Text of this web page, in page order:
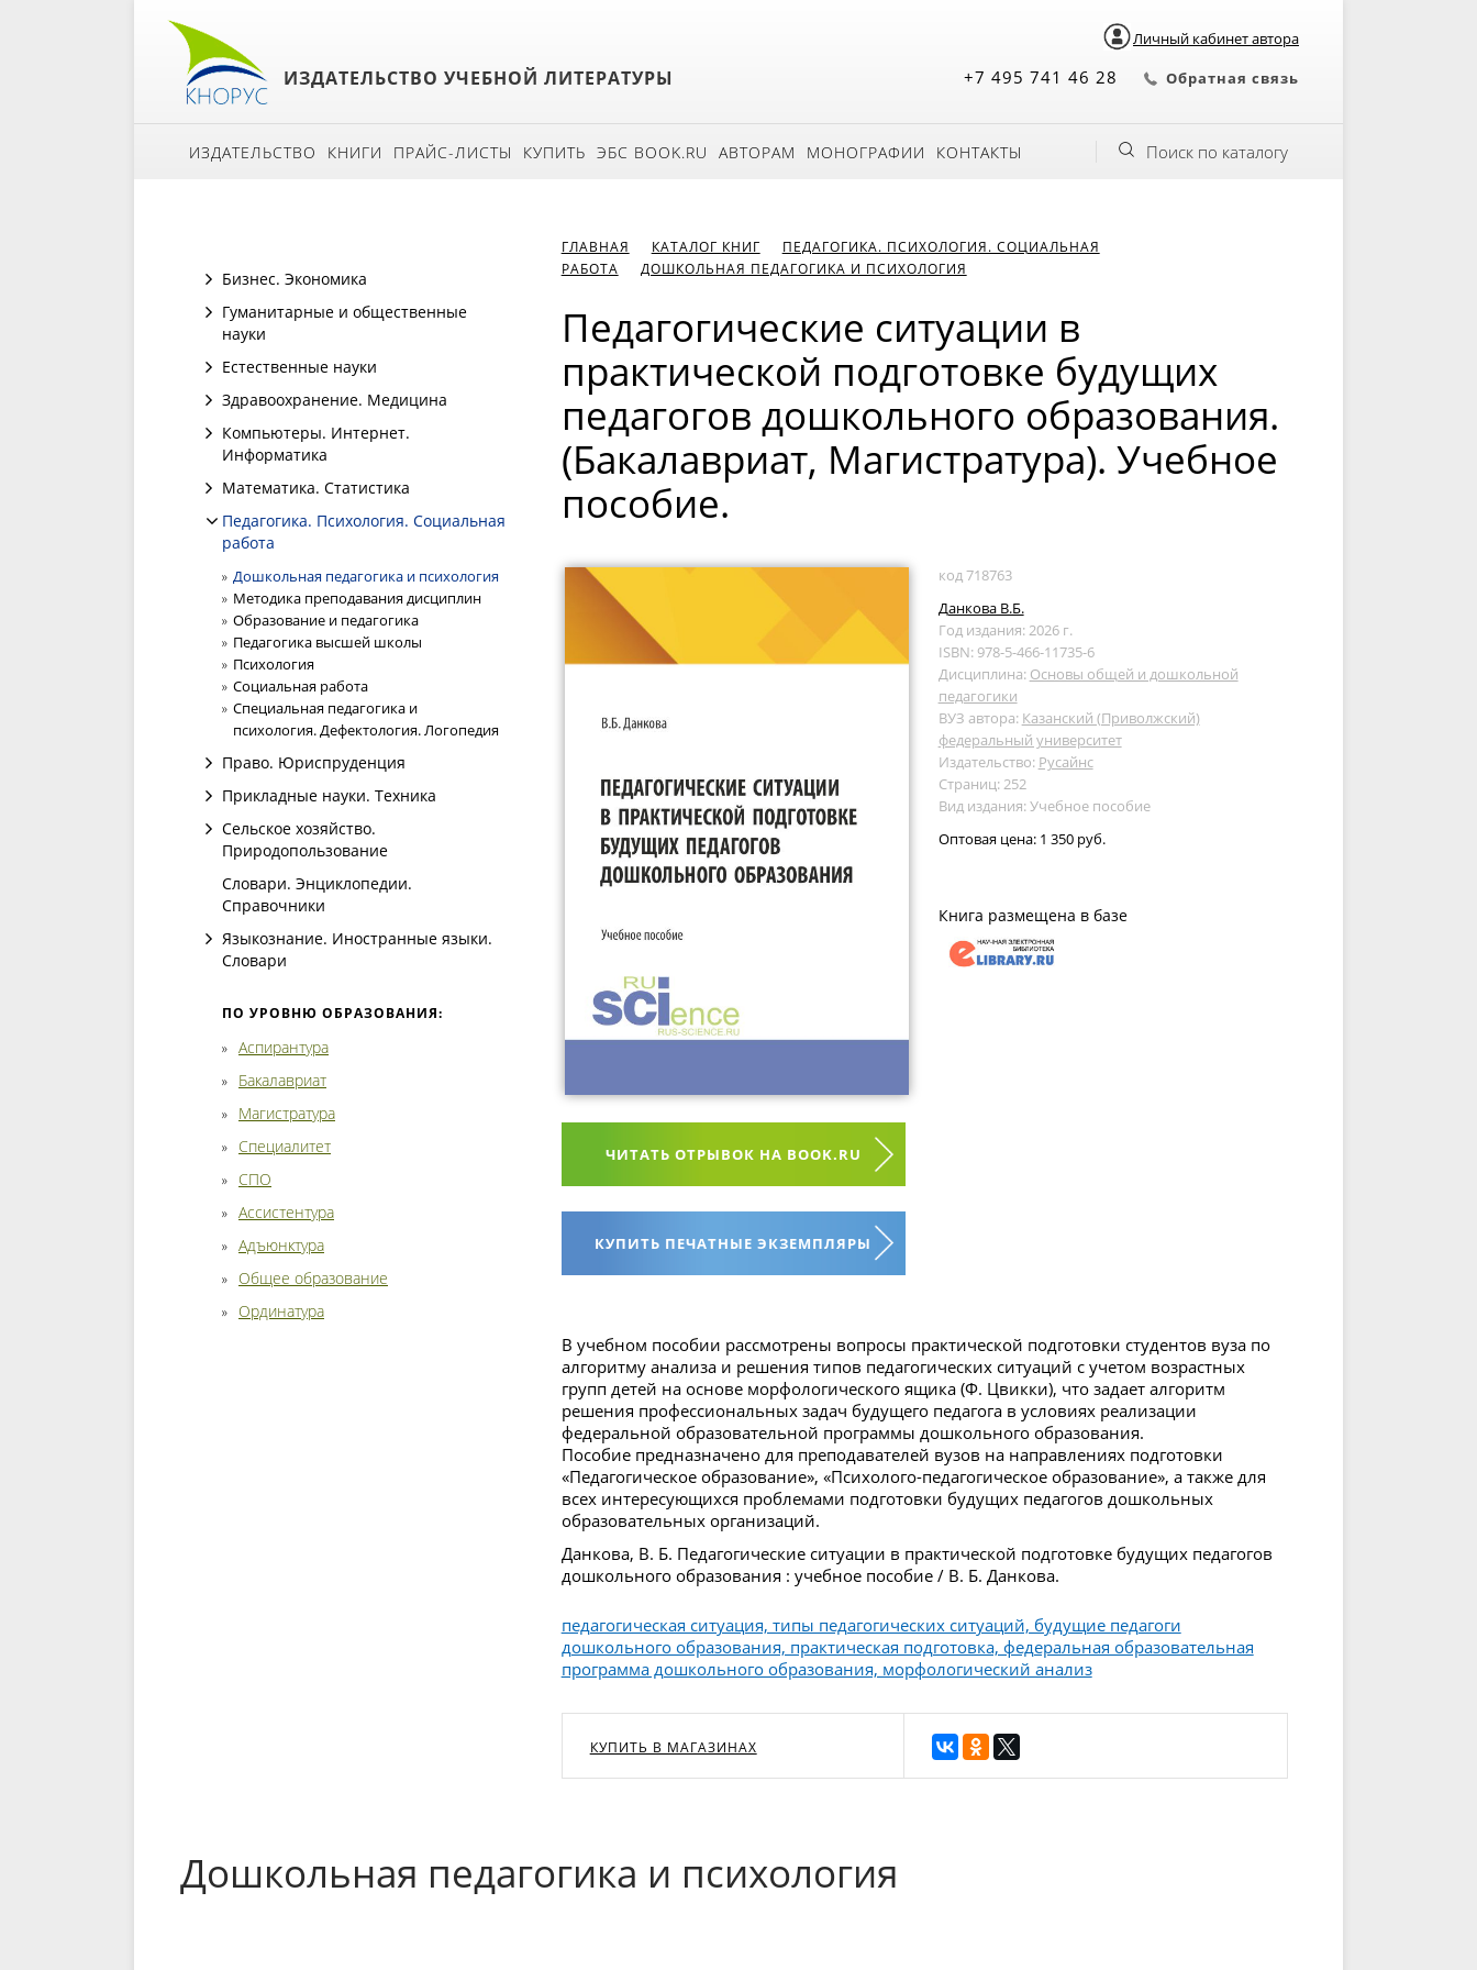
Личный кабинет автора
ИЗДАТЕЛЬСТВО УЧЕБНОЙ ЛИТЕРАТУРЫ +7 495 741 46 28 Обратная связь
ИЗДАТЕЛЬСТВО КНИГИ ПРАЙС-ЛИСТЫ КУПИТЬ ЭБС BOOK.RU АВТОРАМ МОНОГРАФИИ КОНТАКТЫ Поиск по каталогу
Бизнес. Экономика
Гуманитарные и общественные
науки
Естественные науки
Здравоохранение. Медицина
Компьютеры. Интернет.
Информатика
Математика. Статистика
Педагогика. Психология. Социальная
работа
Дошкольная педагогика и психология
Методика преподавания дисциплин
Образование и педагогика
Педагогика высшей школы
Психология
Социальная работа
Специальная педагогика и
психология. Дефектология. Логопедия
Право. Юриспруденция
Прикладные науки. Техника
Сельское хозяйство.
Природопользование
Словари. Энциклопедии.
Справочники
Языкознание. Иностранные языки.
Словари
ПО УРОВНЮ ОБРАЗОВАНИЯ:
Аспирантура
Бакалавриат
Магистратура
Специалитет
СПО
Ассистентура
Адъюнктура
Общее образование
Ординатура
ГЛАВНАЯ КАТАЛОГ КНИГ
ПЕДАГОГИКА. ПСИХОЛОГИЯ. СОЦИАЛЬНАЯ
РАБОТА
ДОШКОЛЬНАЯ ПЕДАГОГИКА И ПСИХОЛОГИЯ
Педагогические ситуации в
практической подготовке будущих
педагогов дошкольного образования.
(Бакалавриат, Магистратура). Учебное
пособие.
ЧИТАТЬ ОТРЫВОК НА BOOK.RU
КУПИТЬ ПЕЧАТНЫЕ ЭКЗЕМПЛЯРЫ
код 718763
Данкова В.Б.
Год издания: 2026 г.
ISBN: 978-5-466-11735-6
Дисциплина: Основы общей и дошкольной
педагогики
ВУЗ автора: Казанский (Приволжский)
федеральный университет
Издательство: Русайнс
Страниц: 252
Вид издания: Учебное пособие
Оптовая цена: 1 350 руб.
Книга размещена в базе
В учебном пособии рассмотрены вопросы практической подготовки студентов вуза по
алгоритму анализа и решения типов педагогических ситуаций с учетом возрастных
групп детей на основе морфологического ящика (Ф. Цвикки), что задает алгоритм
решения профессиональных задач будущего педагога в условиях реализации
федеральной образовательной программы дошкольного образования.
Пособие предназначено для преподавателей вузов на направлениях подготовки
«Педагогическое образование», «Психолого-педагогическое образование», а также для
всех интересующихся проблемами подготовки будущих педагогов дошкольных
образовательных организаций.
Данкова, В. Б. Педагогические ситуации в практической подготовке будущих педагогов
дошкольного образования : учебное пособие / В. Б. Данкова.
педагогическая ситуация, типы педагогических ситуаций, будущие педагоги
дошкольного образования, практическая подготовка, федеральная образовательная
программа дошкольного образования, морфологический анализ
КУПИТЬ В МАГАЗИНАХ
Дошкольная педагогика и психология